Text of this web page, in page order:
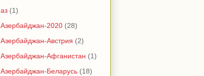
аз (1)
Азербайджан-2020 (28)
Азербайджан-Австрия (2)
Азербайджан-Афганистан (1)
Азербайджан-Беларусь (18)